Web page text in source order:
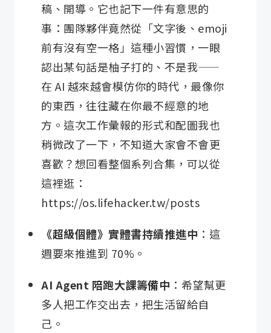
稿、開導。它也記下一件有意思的
事：團隊夥伴竟然從「文字後、emoji
前有沒有空一格」這種小習慣，一眼
認出某句話是柚子打的、不是我——
在 AI 越來越會模仿你的時代，最像你
的東西，往往藏在你最不經意的地
方。這次工作彙報的形式和配圖我也
稍微改了一下，不知道大家會不會更
喜歡？想回看整個系列合集，可以從
這裡逛：
https://os.lifehacker.tw/posts
《超級個體》實體書持續推進中 ：這
週要來推進到 70%。
AI Agent 陪跑大課籌備中 ：希望幫更
多人把工作交出去，把生活留給自
己。